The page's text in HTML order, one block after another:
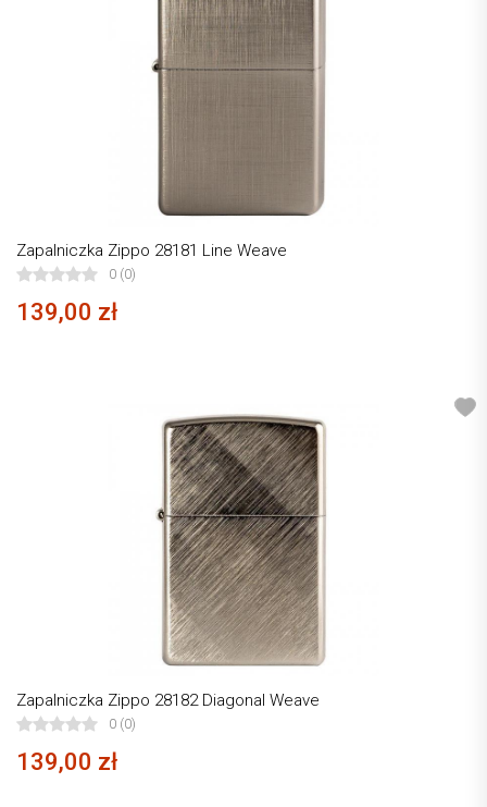
Zapalniczka Zippo 28181 Line Weave
0 (0)
139,00 zł
Zapalniczka Zippo 28182 Diagonal Weave
0 (0)
139,00 zł